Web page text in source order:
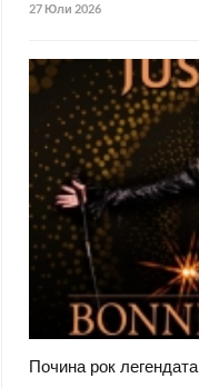
27 Юли 2026
Почина рок